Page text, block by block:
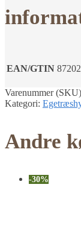
EAN/GTIN
Varenummer
Kategori:
Andre
-30%